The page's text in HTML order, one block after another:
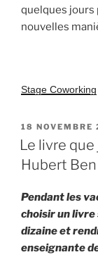
quelques jours
nouvelles
Stage Coworking
PUBLIÉ
LE
18 NOVEMBRE
Le livre que
Hubert
Pendant les
choisir un livre
dizaine et
enseignante